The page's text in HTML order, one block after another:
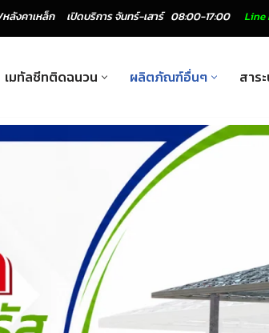
ลังคาเหล็ก เปิดบริการ จันทร์-เสาร์ 08:00-17:00 Line
เมทัลชีทติดฉนวน ผลิตภัณฑ์อื่นๆ สาร